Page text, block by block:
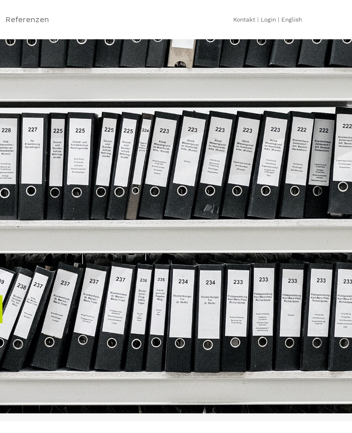
Referenzen Kontakt Login English